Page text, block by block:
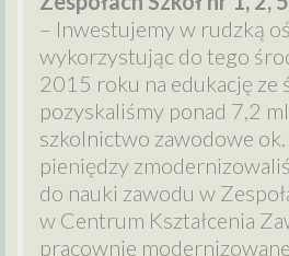
– Inwestujemy w rudzką
wykorzystując do tego
2015 roku na edukację ze
pozyskaliśmy ponad 7,2
szkolnictwo zawodowe ok.
pieniędzy
do nauki zawodu w
w Centrum Kształcenia
pracownie